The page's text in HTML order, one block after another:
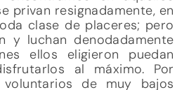
privan resignadamente, en
clase de placeres; pero
y luchan denodadamente
ellos eligieron puedan
al máximo. Por
voluntarios de muy bajos